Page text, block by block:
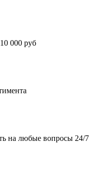
000 руб
на любые вопросы 24/7